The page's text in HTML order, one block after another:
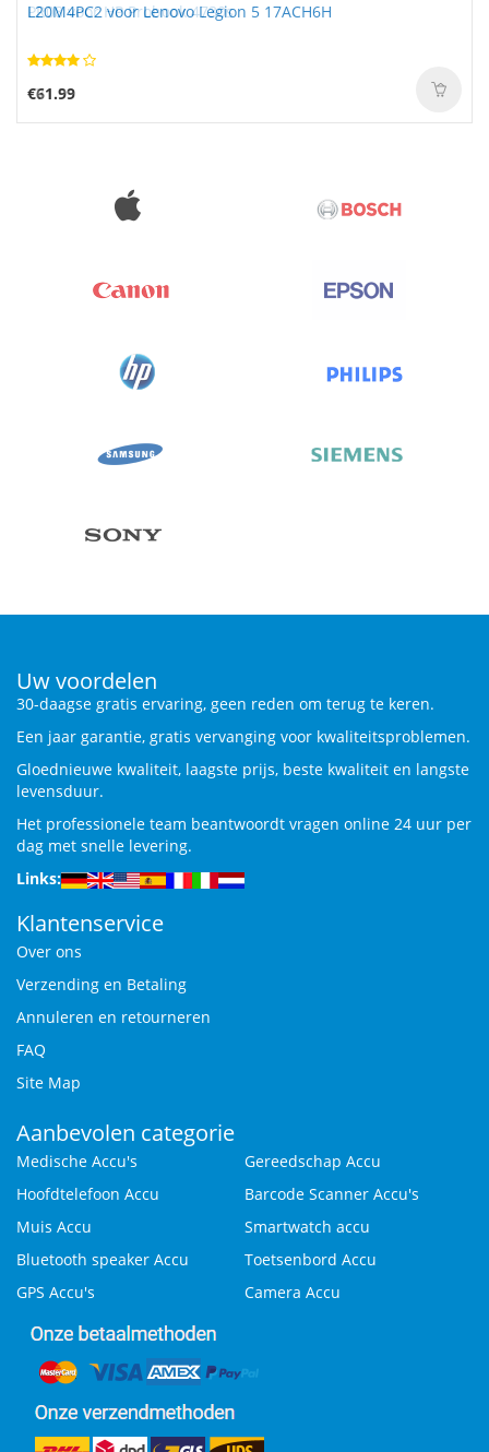
L20M4PC2 voor Lenovo Legion 5 17ACH6H
€61.99
Uw voordelen
30-daagse gratis ervaring, geen reden om terug te keren.
Een jaar garantie, gratis vervanging voor kwaliteitsproblemen.
Gloednieuwe kwaliteit, laagste prijs, beste kwaliteit en langste
levensduur.
Het professionele team beantwoordt vragen online 24 uur per
dag met snelle levering.
Links:
Klantenservice
Over ons
Verzending en Betaling
Annuleren en retourneren
FAQ
Site Map
Aanbevolen categorie
Medische Accu's
Gereedschap Accu
Hoofdtelefoon Accu
Barcode Scanner Accu's
Muis Accu
Smartwatch accu
Bluetooth speaker Accu
Toetsenbord Accu
GPS Accu's
Camera Accu